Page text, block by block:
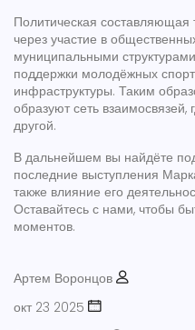
Политическая составляющая
через участие в
муниципальными
поддержки молодёжных
инфраструктуры. Таким
образуют сеть
другой.
В дальнейшем вы найдёте
последние выступления
также влияние его
Оставайтесь с нами, чтобы
моментов.
Артем Воронцов
окт 23 2025